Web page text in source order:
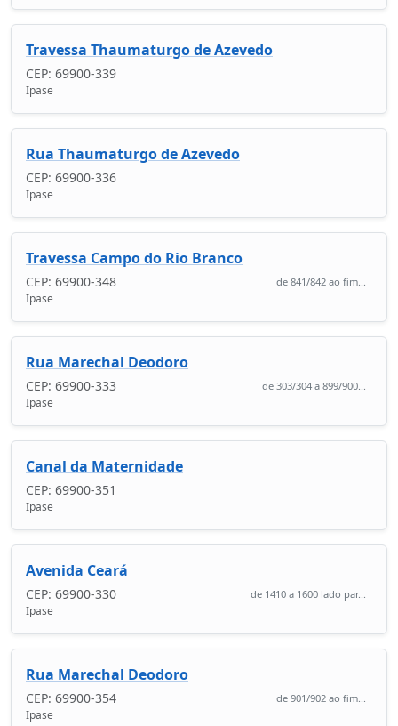
Travessa Thaumaturgo de Azevedo
CEP: 69900-339
Ipase
Rua Thaumaturgo de Azevedo
CEP: 69900-336
Ipase
Travessa Campo do Rio Branco
CEP: 69900-348 de 841/842 ao fim...
Ipase
Rua Marechal Deodoro
CEP: 69900-333 de 303/304 a 899/900...
Ipase
Canal da Maternidade
CEP: 69900-351
Ipase
Avenida Ceará
CEP: 69900-330 de 1410 a 1600 lado par...
Ipase
Rua Marechal Deodoro
CEP: 69900-354 de 901/902 ao fim...
Ipase